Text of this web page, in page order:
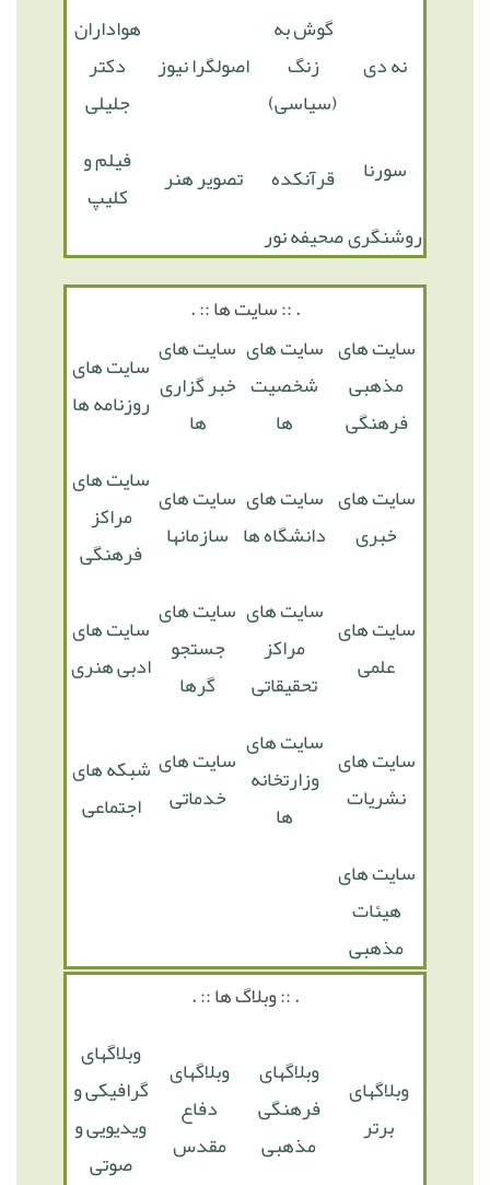
نه دی
گوش به
زنگ
(سیاسی)
اصولگرا نیوز
هواداران
دکتر
جلیلی
سورنا
قرآنکده تصویر هنر
فیلم و
کلیپ
روشنگریصحیفه نور
. :: سایت ها :: .
سایت های
مذهبی
فرهنگی
سایت های
شخصیت
ها
سایت های
خبر گزاری
ها
سایت های
روزنامه ها
سایت های
خبری
سایت های
دانشگاه ها
سایت های
سازمانها
سایت های
مراکز
فرهنگی
سایت های
علمی
سایت های
مراکز
تحقیقاتی
سایت های
جستجو
گرها
سایت های
ادبی هنری
سایت های
نشریات
سایت های
وزارتخانه
ها
سایت های
خدماتی
شبکه های
اجتماعی
سایت های
هیئات
مذهبی
. :: وبلاگ ها :: .
وبلاگهای
برتر
وبلاگهای
فرهنگی
مذهبی
وبلاگهای
دفاع
مقدس
وبلاگهای
گرافیکی و
ویدیویی و
صوتی